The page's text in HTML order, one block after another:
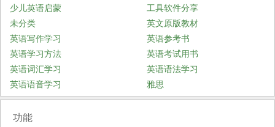
少儿英语启蒙
工具软件分享
未分类
英文原版教材
英语写作学习
英语参考书
英语学习方法
英语考试用书
英语词汇学习
英语语法学习
英语语音学习
雅思
功能